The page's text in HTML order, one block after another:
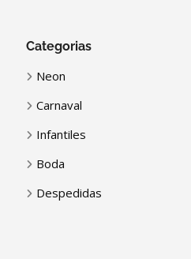
Categorias
Neon
Carnaval
Infantiles
Boda
Despedidas